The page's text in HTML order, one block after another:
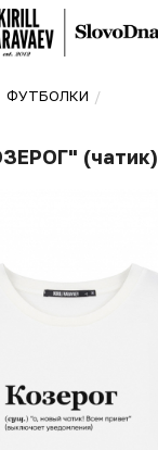
ФУТБОЛКИ
(чатик)